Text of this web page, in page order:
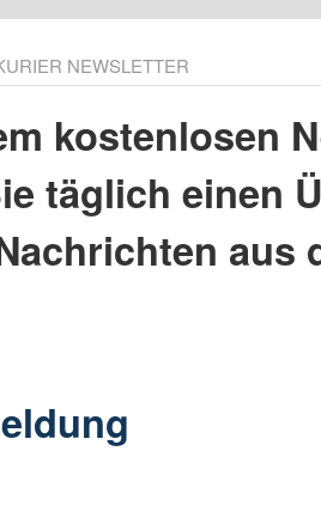
NEWSLETTER
kostenlosen
täglich einen
aus